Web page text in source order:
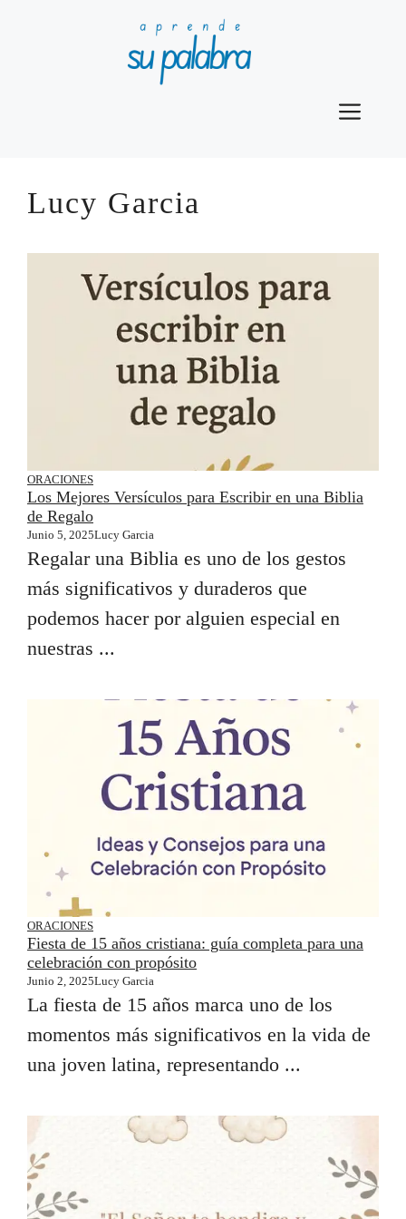
Lucy Garcia
ORACIONES
Los Mejores Versículos para Escribir en una Biblia
de Regalo
Junio 5, 2025Lucy Garcia
Regalar una Biblia es uno de los gestos
más significativos y duraderos que
podemos hacer por alguien especial en
nuestras ...
ORACIONES
Fiesta de 15 años cristiana: guía completa para una
celebración con propósito
Junio 2, 2025Lucy Garcia
La fiesta de 15 años marca uno de los
momentos más significativos en la vida de
una joven latina, representando ...